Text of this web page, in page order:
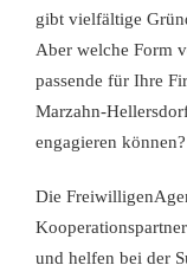
gibt vielfältige
Aber welche Form
passende für Ihre
Marzahn-
engagieren können?
Die
und helfen bei der